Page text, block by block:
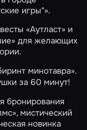
игры"».
«Аутласт»и
для желающих
минотавра».
за 60 минут!
бронирования
, мистический
новинка